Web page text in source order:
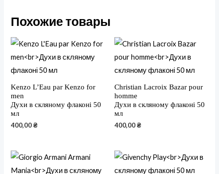
Похожие товары
Kenzo L’Eau par Kenzo for
men
Духи в скляному флаконі 50
мл
400,00₴
Christian Lacroix Bazar pour
homme
Духи в скляному флаконі 50
мл
400,00₴